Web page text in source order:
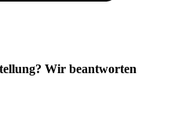
Wir beantworten